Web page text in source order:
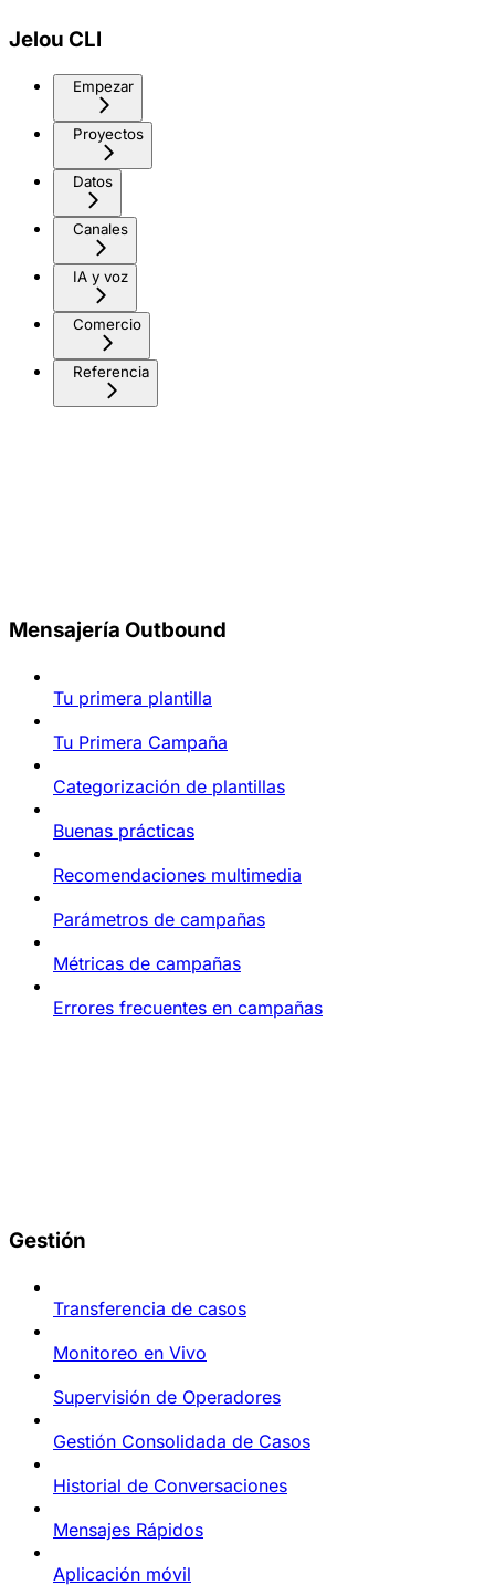
Jelou CLI
Empezar
Proyectos
Datos
Canales
IA y voz
Comercio
Referencia
Mensajería Outbound
Tu primera plantilla
Tu Primera Campaña
Categorización de plantillas
Buenas prácticas
Recomendaciones multimedia
Parámetros de campañas
Métricas de campañas
Errores frecuentes en campañas
Gestión
Transferencia de casos
Monitoreo en Vivo
Supervisión de Operadores
Gestión Consolidada de Casos
Historial de Conversaciones
Mensajes Rápidos
Aplicación móvil